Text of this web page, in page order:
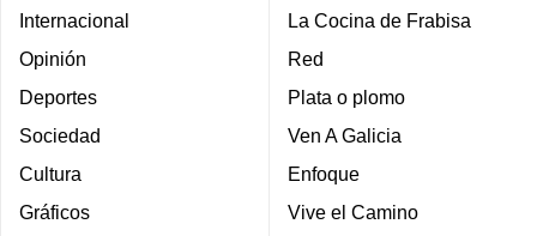
Internacional
Opinión
Deportes
Sociedad
Cultura
Gráficos
La Cocina de Frabisa
Red
Plata o plomo
Ven A Galicia
Enfoque
Vive el Camino